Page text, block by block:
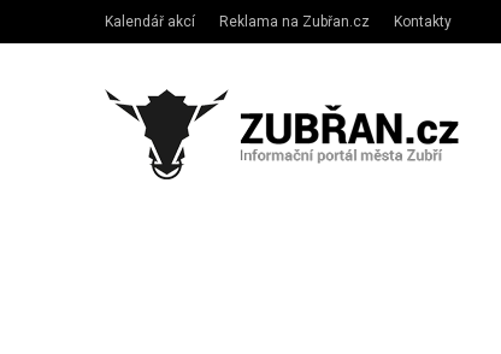
Kalendář akcí Reklama na Zubřan.cz Kontakty